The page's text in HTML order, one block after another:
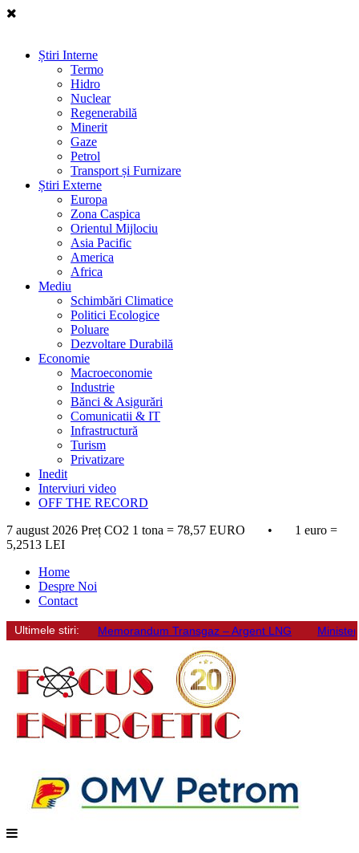
Știri Interne
Termo
Hidro
Nuclear
Regenerabilă
Minerit
Gaze
Petrol
Transport și Furnizare
Știri Externe
Europa
Zona Caspica
Orientul Mijlociu
Asia Pacific
America
Africa
Mediu
Schimbări Climatice
Politici Ecologice
Poluare
Dezvoltare Durabilă
Economie
Macroeconomie
Industrie
Bănci & Asigurări
Comunicatii & IT
Infrastructură
Turism
Privatizare
Inedit
Interviuri video
OFF THE RECORD
7 august 2026 Preț CO2 1 tona = 78,57 EURO • 1 euro =
5,2513 LEI
Home
Despre Noi
Contact
Ultimele stiri: Memorandum Transgaz – Argent LNG